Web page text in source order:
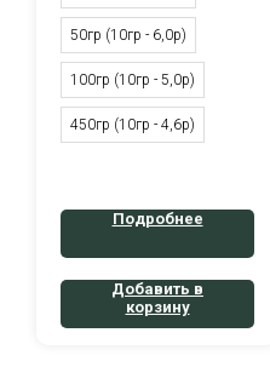
50гр (10гр - 6,0р)
100гр (10гр - 5,0р)
450гр (10гр - 4,6р)
Подробнее
Добавить в
корзину